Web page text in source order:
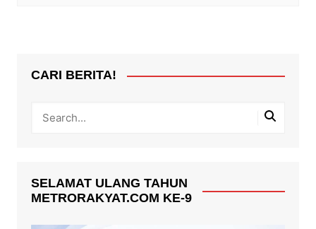
CARI BERITA!
SELAMAT ULANG TAHUN
METRORAKYAT.COM KE-9